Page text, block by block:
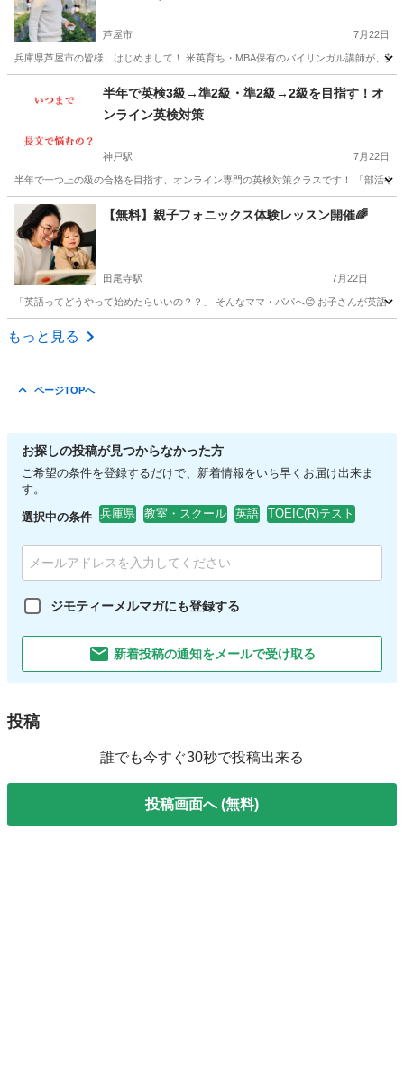
芦屋市 7月22日
兵庫県芦屋市の皆様、はじめまして！ 米英育ち・MBA保有のバイリンガル講師が、
英語 5歳
半年で英検3級→準2級・準2級→2級を目指す！オ
ンライン英検対策
神戸駅 7月22日
半年で一つ上の級の合格を目指す、オンライン専門の英検対策クラスです！ 「部活
兵庫 芦屋市 神戸駅 英検 オンライン
【無料】親子フォニックス体験レッスン開催🌈
田尾寺駅 7月22日
「英語ってどうやって始めたらいいの？？」 そんなママ・パパへ😊 お子さんが英語
兵庫 神戸市
もっと見る
ページTOPへ
お探しの投稿が見つからなかった方
ご希望の条件を登録するだけで、新着情報をいち早くお届け出来ま
す。
選択中の条件 兵庫県 教室・スクール 英語 TOEIC(R)テスト
ジモティーメルマガにも登録する
新着投稿の通知をメールで受け取る
投稿
誰でも今すぐ30秒で投稿出来る
投稿画面へ (無料)